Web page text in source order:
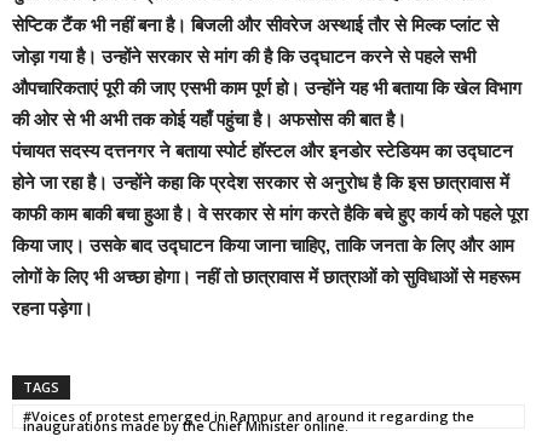
सेप्टिक टैंक भी नहीं बना है। बिजली और सीवरेज अस्थाई तौर से मिल्क प्लांट से
जोड़ा गया है। उन्होंने सरकार से मांग की है कि उद्घाटन करने से पहले सभी
औपचारिकताएं पूरी की जाए एसभी काम पूर्ण हो। उन्होंने यह भी बताया कि खेल विभाग
की ओर से भी अभी तक कोई यहाँ पहुंचा है। अफसोस की बात है।
पंचायत सदस्य दत्तनगर ने बताया स्पोर्ट हॉस्टल और इनडोर स्टेडियम का उद्घाटन
होने जा रहा है। उन्होंने कहा कि प्रदेश सरकार से अनुरोध है कि इस छात्रावास में
काफी काम बाकी बचा हुआ है। वे सरकार से मांग करते हैकि बचे हुए कार्य को पहले पूरा
किया जाए। उसके बाद उद्घाटन किया जाना चाहिए, ताकि जनता के लिए और आम
लोगों के लिए भी अच्छा होगा। नहीं तो छात्रावास में छात्राओं को सुविधाओं से महरूम
रहना पड़ेगा।
TAGS
#Voices of protest emerged in Rampur and around it regarding the
inaugurations made by the Chief Minister online.